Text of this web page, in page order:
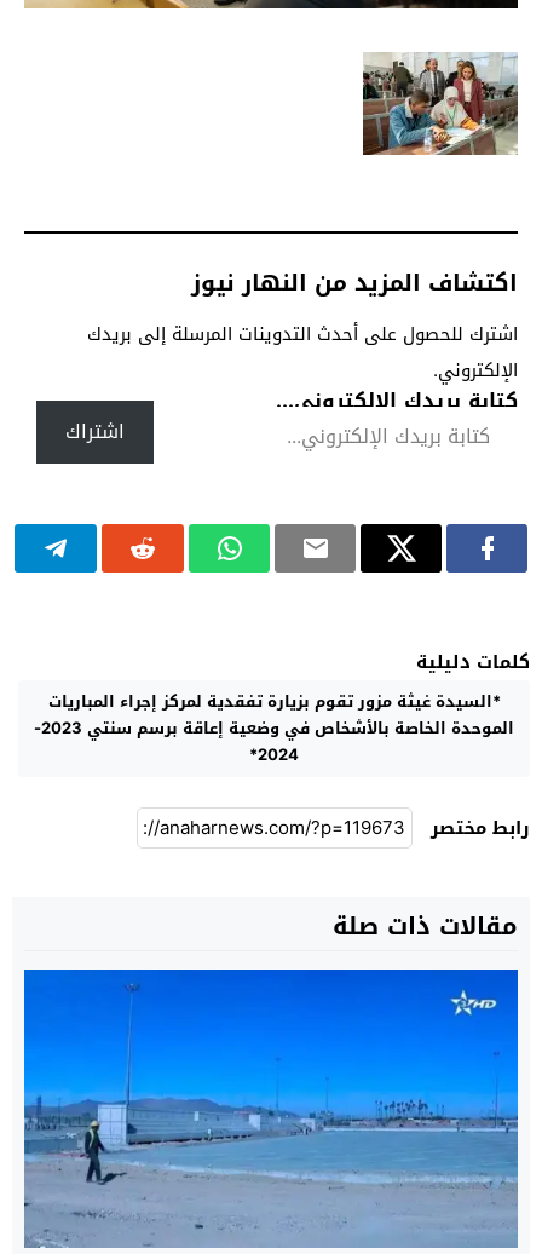
اكتشاف المزيد من النهار نيوز
اشترك للحصول على أحدث التدوينات المرسلة إلى بريدك
الإلكتروني.
كتابة بريدك الإلكتروني...
اشتراك
كلمات دليلية
*السيدة غيثة مزور تقوم بزيارة تفقدية لمركز إجراء المباريات
الموحدة الخاصة بالأشخاص في وضعية إعاقة برسم سنتي 2023-
2024*
رابط مختصر
مقالات ذات صلة